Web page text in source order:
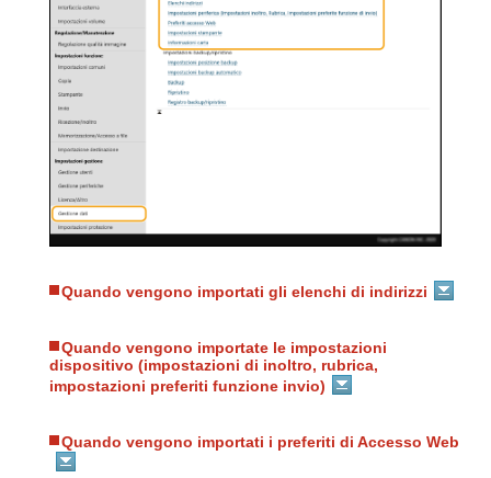
Quando vengono importati gli elenchi di indirizzi
Quando vengono importate le impostazioni
dispositivo (impostazioni di inoltro, rubrica,
impostazioni preferiti funzione invio)
Quando vengono importati i preferiti di Accesso Web